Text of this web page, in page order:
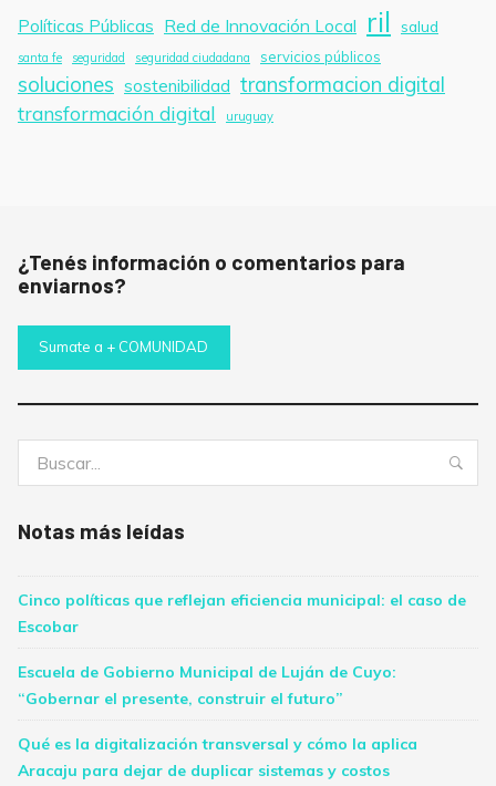
Políticas Públicas Red de Innovación Local ril salud
santa fe seguridad seguridad ciudadana servicios públicos
soluciones sostenibilidad transformacion digital
transformación digital uruguay
¿Tenés información o comentarios para
enviarnos?
Sumate a + COMUNIDAD
Notas más leídas
Cinco políticas que reflejan eficiencia municipal: el caso de
Escobar
Escuela de Gobierno Municipal de Luján de Cuyo:
“Gobernar el presente, construir el futuro”
Qué es la digitalización transversal y cómo la aplica
Aracaju para dejar de duplicar sistemas y costos